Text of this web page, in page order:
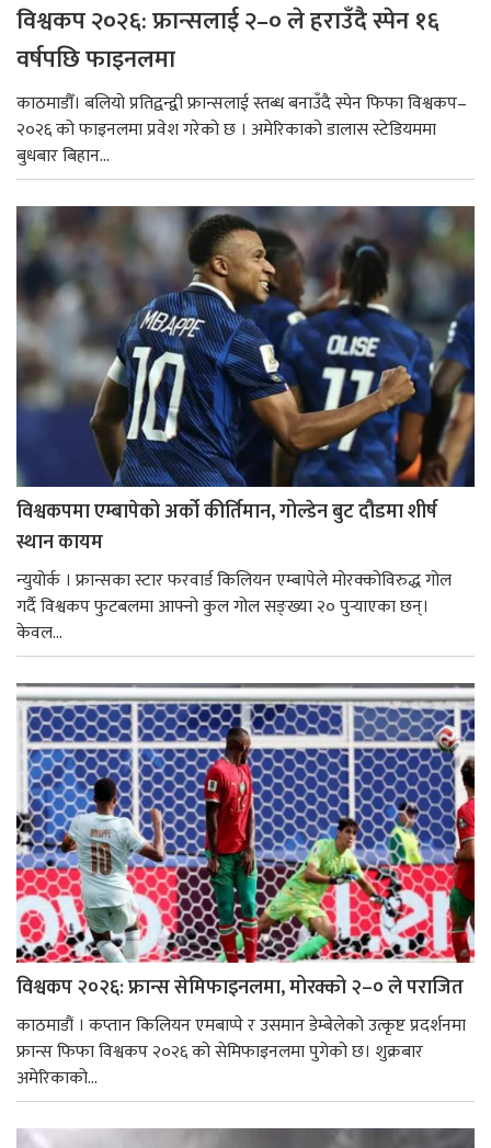
विश्वकप २०२६: फ्रान्सलाई २–० ले हराउँदै स्पेन १६
वर्षपछि फाइनलमा
काठमाडौँ। बलियो प्रतिद्वन्द्वी फ्रान्सलाई स्तब्ध बनाउँदै स्पेन फिफा विश्वकप–
२०२६ को फाइनलमा प्रवेश गरेको छ । अमेरिकाको डालास स्टेडियममा
बुधबार बिहान...
विश्वकपमा एम्बापेको अर्को कीर्तिमान, गोल्डेन बुट दौडमा शीर्ष
स्थान कायम
न्युयोर्क । फ्रान्सका स्टार फरवार्ड किलियन एम्बापेले मोरक्कोविरुद्ध गोल
गर्दै विश्वकप फुटबलमा आफ्नो कुल गोल सङ्ख्या २० पुर्‍याएका छन्।
केवल...
विश्वकप २०२६: फ्रान्स सेमिफाइनलमा, मोरक्को २–० ले पराजित
काठमाडौं । कप्तान किलियन एमबाप्पे र उसमान डेम्बेलेको उत्कृष्ट प्रदर्शनमा
फ्रान्स फिफा विश्वकप २०२६ को सेमिफाइनलमा पुगेको छ। शुक्रबार
अमेरिकाको...